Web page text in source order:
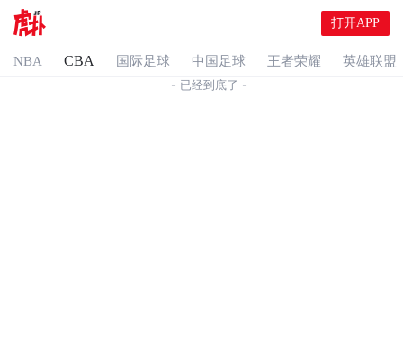
打开APP
NBA CBA 国际足球 中国足球 王者荣耀
英雄联盟
- 已经到底了 -